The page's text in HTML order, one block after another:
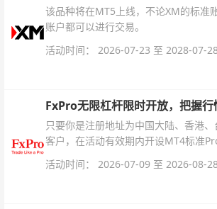
该品种将在MT5上线，不论XM的标准
账户都可以进行交易。
活动时间： 2026-07-23 至 2028-07-
FxPro无限杠杆限时开放，把握行
只要你是注册地址为中国大陆、香港
客户，在活动有效期内开设MT4标准
活动时间： 2026-07-09 至 2026-08-